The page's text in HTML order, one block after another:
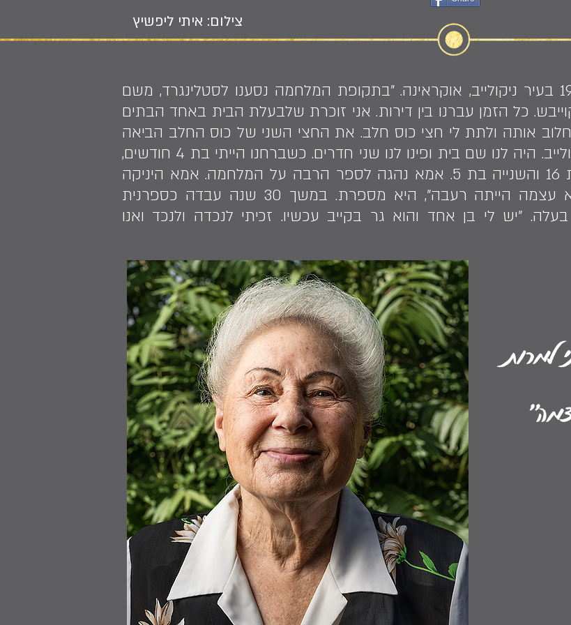
צילום: איתי ליפשיץ
בלה אקסיוננקו נולדה באפריל 1941 בעיר ניקולייב, אוקראינה. "בתקופת המלחמה נסענו לסטלינגרד, משם
כל הזמן עברנו בין דירות. אני זוכרת שלבעלת הבית באחד הבתים
אותה ולתת לי חצי כוס חלב. את החצי השני של כוס החלב הביאה
לבת שלה. בשנת 1944 חזרנו לניקולייב. היה לנו שם בית ופינו לנו שני חדרים. כשברחנו הייתי בת 4 חודשים,
היו לי שתי אחיות: אחת הייתה בת 16 והשנייה בת 5. אמא נהגה לספר הרבה על המלחמה. אמא היניקה
אותי עד גיל שנתיים למרות שהיא עצמה הייתה רעבה", היא מספרת. במשך 30 שנה עבדה כספרנית
עם בעלה. "יש לי בן אחד והוא גר בקייב עכשיו. זכיתי לנכדה ולנכד ואנו
למרות